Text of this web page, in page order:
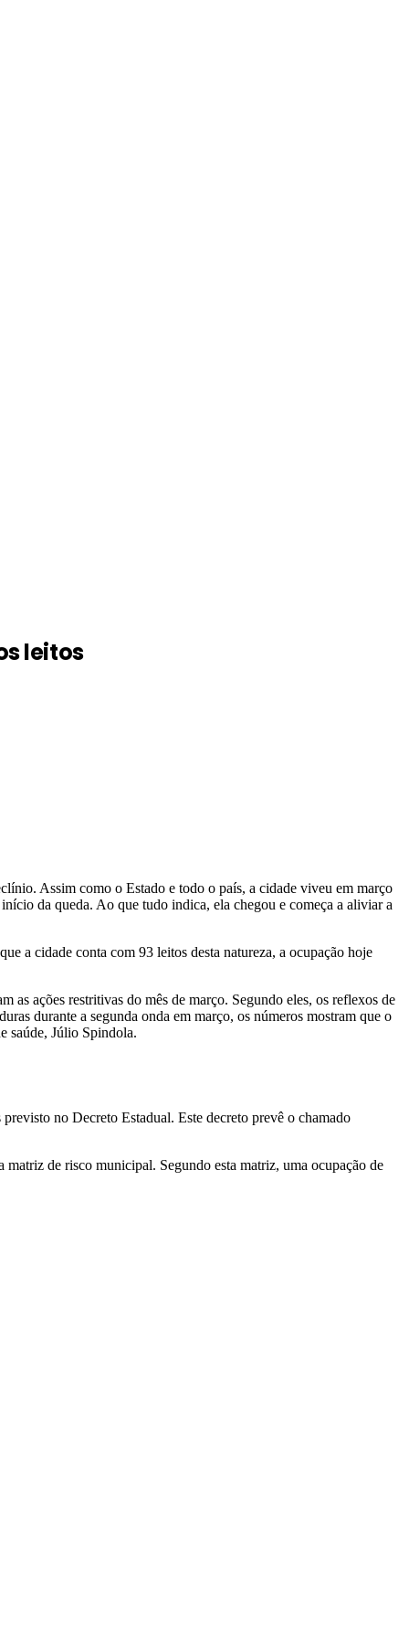
leitos
Assim como o Estado e todo o país, a cidade viveu em março
da queda. Ao que tudo indica, ela chegou e começa a aliviar a
a cidade conta com 93 leitos desta natureza, a ocupação hoje
as ações restritivas do mês de março. Segundo eles, os reflexos de
durante a segunda onda em março, os números mostram que o
saúde, Júlio Spindola.
no Decreto Estadual. Este decreto prevê o chamado
matriz de risco municipal. Segundo esta matriz, uma ocupação de